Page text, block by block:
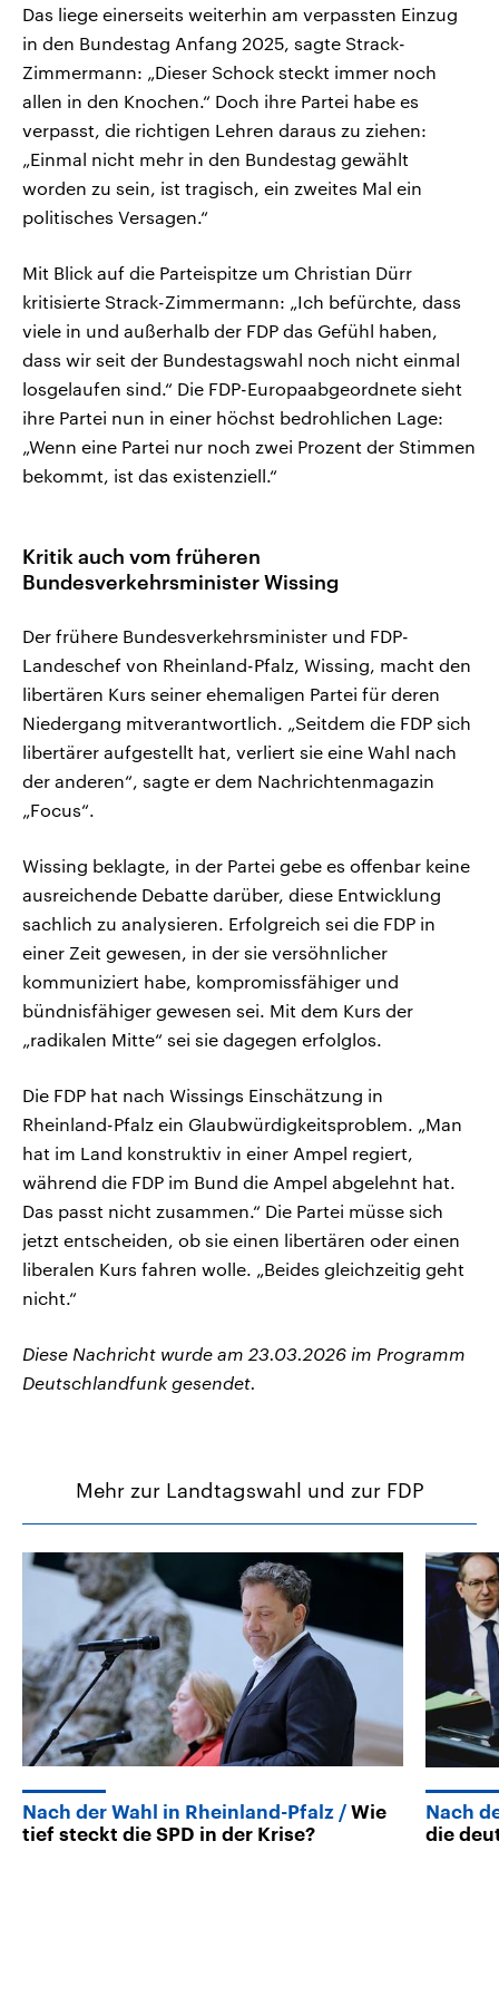
Das liege einerseits weiterhin am verpassten Einzug
in den Bundestag Anfang 2025, sagte Strack-
Zimmermann: „Dieser Schock steckt immer noch
allen in den Knochen.“ Doch ihre Partei habe es
verpasst, die richtigen Lehren daraus zu ziehen:
„Einmal nicht mehr in den Bundestag gewählt
worden zu sein, ist tragisch, ein zweites Mal ein
politisches Versagen.“
Mit Blick auf die Parteispitze um Christian Dürr
kritisierte Strack-Zimmermann: „Ich befürchte, dass
viele in und außerhalb der FDP das Gefühl haben,
dass wir seit der Bundestagswahl noch nicht einmal
losgelaufen sind.“ Die FDP-Europaabgeordnete sieht
ihre Partei nun in einer höchst bedrohlichen Lage:
„Wenn eine Partei nur noch zwei Prozent der Stimmen
bekommt, ist das existenziell.“
Kritik auch vom früheren
Bundesverkehrsminister Wissing
Der frühere Bundesverkehrsminister und FDP-
Landeschef von Rheinland-Pfalz, Wissing, macht den
libertären Kurs seiner ehemaligen Partei für deren
Niedergang mitverantwortlich. „Seitdem die FDP sich
libertärer aufgestellt hat, verliert sie eine Wahl nach
der anderen“, sagte er dem Nachrichtenmagazin
„Focus“.
Wissing beklagte, in der Partei gebe es offenbar keine
ausreichende Debatte darüber, diese Entwicklung
sachlich zu analysieren. Erfolgreich sei die FDP in
einer Zeit gewesen, in der sie versöhnlicher
kommuniziert habe, kompromissfähiger und
bündnisfähiger gewesen sei. Mit dem Kurs der
„radikalen Mitte“ sei sie dagegen erfolglos.
Die FDP hat nach Wissings Einschätzung in
Rheinland-Pfalz ein Glaubwürdigkeitsproblem. „Man
hat im Land konstruktiv in einer Ampel regiert,
während die FDP im Bund die Ampel abgelehnt hat.
Das passt nicht zusammen.“ Die Partei müsse sich
jetzt entscheiden, ob sie einen libertären oder einen
liberalen Kurs fahren wolle. „Beides gleichzeitig geht
nicht.“
Diese Nachricht wurde am 23.03.2026 im Programm
Deutschlandfunk gesendet.
Mehr zur Landtagswahl und zur FDP
Nach der Wahl in Rheinland-Pfalz
Wie
tief steckt die SPD in der Krise?
Nach
die